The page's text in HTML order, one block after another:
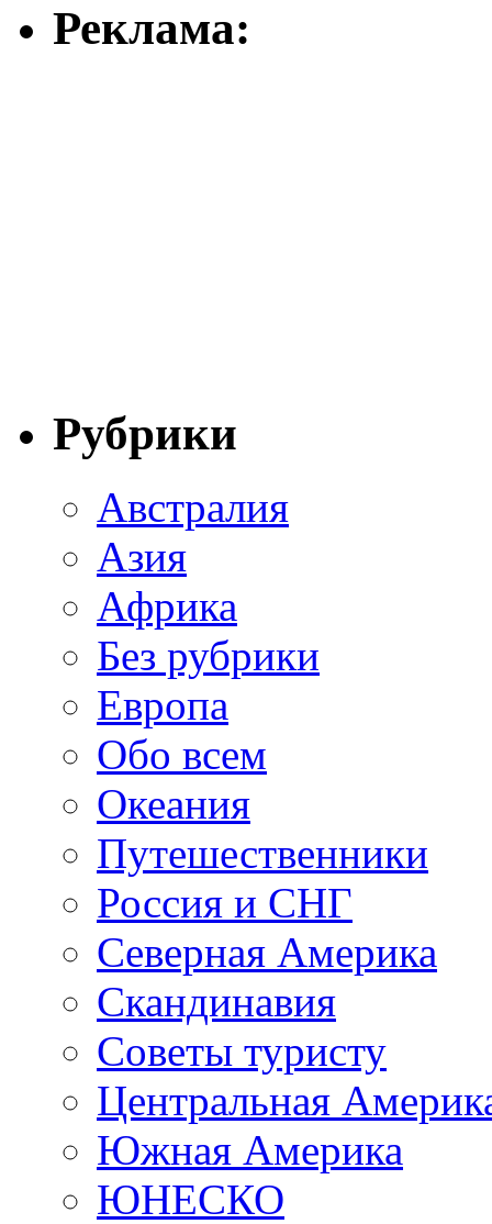
Реклама:
Рубрики
Австралия
Азия
Африка
Без рубрики
Европа
Обо всем
Океания
Путешественники
Россия и СНГ
Северная Америка
Скандинавия
Советы туристу
Центральная
Южная Америка
ЮНЕСКО